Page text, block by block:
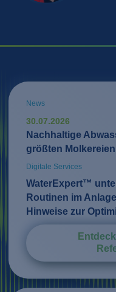
News
30.07.2026
Nachhaltige
größten
Digitale Services
WaterExpert™
Routinen im
Hinweise zur